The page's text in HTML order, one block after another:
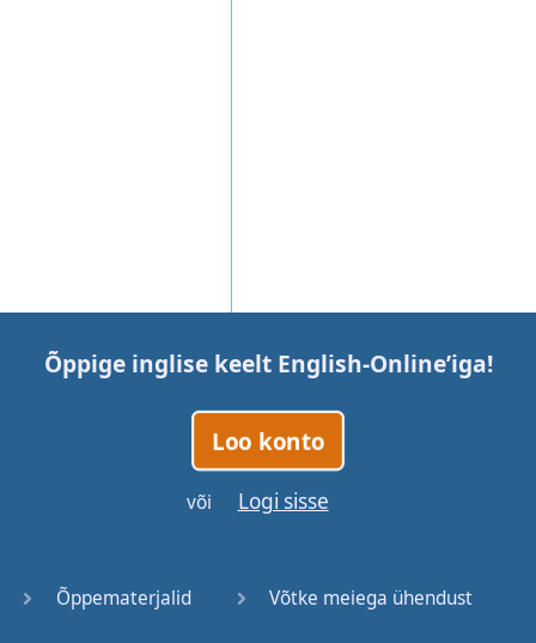
Õppige inglise keelt English-Online’iga!
Loo konto
või Logi sisse
Õppematerjalid Võtke meiega ühendust